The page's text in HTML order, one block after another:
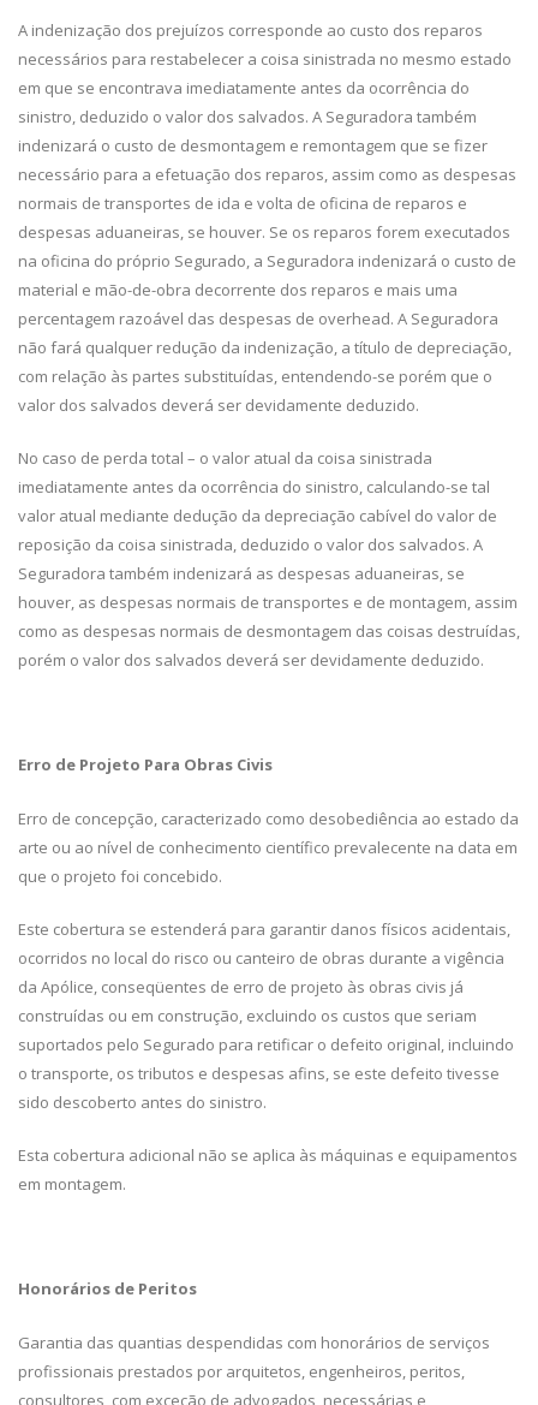
A indenização dos prejuízos corresponde ao custo dos reparos
necessários para restabelecer a coisa sinistrada no mesmo estado
em que se encontrava imediatamente antes da ocorrência do
sinistro, deduzido o valor dos salvados. A Seguradora também
indenizará o custo de desmontagem e remontagem que se fizer
necessário para a efetuação dos reparos, assim como as despesas
normais de transportes de ida e volta de oficina de reparos e
despesas aduaneiras, se houver. Se os reparos forem executados
na oficina do próprio Segurado, a Seguradora indenizará o custo de
material e mão-de-obra decorrente dos reparos e mais uma
percentagem razoável das despesas de overhead. A Seguradora
não fará qualquer redução da indenização, a título de depreciação,
com relação às partes substituídas, entendendo-se porém que o
valor dos salvados deverá ser devidamente deduzido.
No caso de perda total – o valor atual da coisa sinistrada
imediatamente antes da ocorrência do sinistro, calculando-se tal
valor atual mediante dedução da depreciação cabível do valor de
reposição da coisa sinistrada, deduzido o valor dos salvados. A
Seguradora também indenizará as despesas aduaneiras, se
houver, as despesas normais de transportes e de montagem, assim
como as despesas normais de desmontagem das coisas destruídas,
porém o valor dos salvados deverá ser devidamente deduzido.
Erro de Projeto Para Obras Civis
Erro de concepção, caracterizado como desobediência ao estado da
arte ou ao nível de conhecimento científico prevalecente na data em
que o projeto foi concebido.
Este cobertura se estenderá para garantir danos físicos acidentais,
ocorridos no local do risco ou canteiro de obras durante a vigência
da Apólice, conseqüentes de erro de projeto às obras civis já
construídas ou em construção, excluindo os custos que seriam
suportados pelo Segurado para retificar o defeito original, incluindo
o transporte, os tributos e despesas afins, se este defeito tivesse
sido descoberto antes do sinistro.
Esta cobertura adicional não se aplica às máquinas e equipamentos
em montagem.
Honorários de Peritos
Garantia das quantias despendidas com honorários de serviços
profissionais prestados por arquitetos, engenheiros, peritos,
consultores, com exceção de advogados, necessárias e